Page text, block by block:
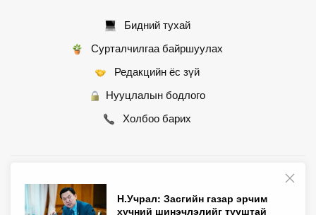
Н.Учрал: Засгийн газар эрчим
хүчний шинэчлэлийг тууштай
Бидний тухай
Сурталчилгаа байршуулах
Редакцийн ёс зүй
Нууцлалын бодлого
Холбоо барих
© 2007 - 2026 Монгол Контент ХХК • Бүх эрх хуулиар хамгаалагдсан